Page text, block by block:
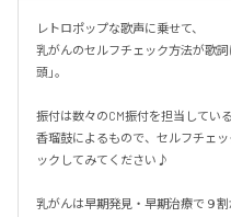
レトロポップな歌声に乗せて、
乳がんのセルフチェック方法が歌
頭」。
振付は数々のCM振付を担当している
香瑠鼓によるもので、セルフチェ
ックしてみてください♪
乳がんは早期発見・早期治療で９